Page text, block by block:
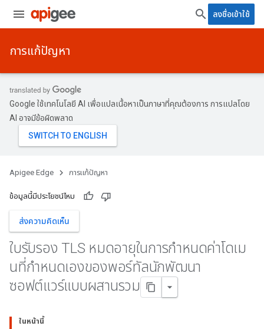
ลงชื่อเข้าใช้
การแก้ปัญหา
Google ใช้เทคโนโลยี AI เพื่อแปลเนื้อหาเป็นภาษาที่คุณต้องการ การแปลโดย
AI อาจมีข้อผิดพลาด
Apigee Edge การแก้ปัญหา
ข้อมูลนี้มีประโยชน์ไหม
ส่งความคิดเห็น
ใบรับรอง TLS หมดอายุในการกําหนดค่าโดเม
นที่กําหนดเองของพอร์ทัลนักพัฒนา
ซอฟต์แวร์แบบผสานรวม
ในหน้านี้